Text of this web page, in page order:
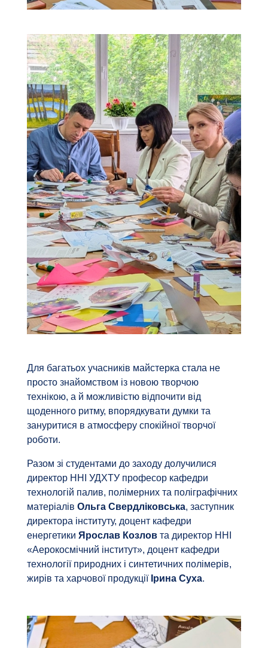
Для багатьох учасників майстерка стала не
просто знайомством із новою творчою
технікою, а й можливістю відпочити від
щоденного ритму, впорядкувати думки та
зануритися в атмосферу спокійної творчої
роботи.
Разом зі студентами до заходу долучилися
директор ННІ УДХТУ професор кафедри
технологій палив, полімерних та поліграфічних
матеріалів Ольга Свердліковська, заступник
директора інституту, доцент кафедри
енергетики Ярослав Козловта директор ННІ
«Аерокосмічний інститут», доцент кафедри
технології природних і синтетичних полімерів,
жирів та харчової продукції Ірина Суха.